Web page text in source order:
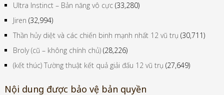
Ultra Instinct – Bản năng vô cực (33,280)
Jiren (32,994)
Thần hủy diệt và các chiến binh mạnh nhất 12 vũ trụ (30,711)
Broly (cũ – không chính chủ) (28,226)
(kết thúc) Tường thuật kết quả giải đấu 12 vũ trụ (27,649)
Nội dung được bảo vệ bản quyền